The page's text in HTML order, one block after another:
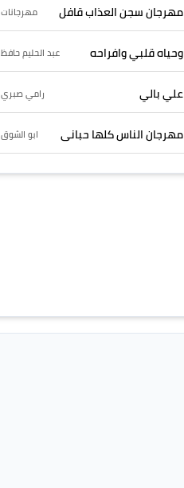
مهرجان سجن العذاب قافل مهرجانات
وحياه قلبي وافراحه عبد الحليم حافظ
علي بالي رامي صبري
مهرجان الناس كلها حبانى ابو الشوق